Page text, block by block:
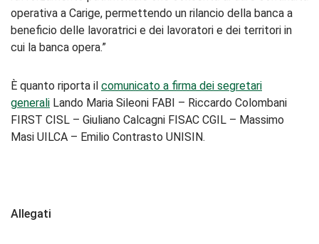
operativa a Carige, permettendo un rilancio della banca a
beneficio delle lavoratrici e dei lavoratori e dei territori in
cui la banca opera.”
È quanto riporta il comunicato a firma dei segretari
generali Lando Maria Sileoni FABI – Riccardo Colombani
FIRST CISL – Giuliano Calcagni FISAC CGIL – Massimo
Masi UILCA – Emilio Contrasto UNISIN.
Allegati